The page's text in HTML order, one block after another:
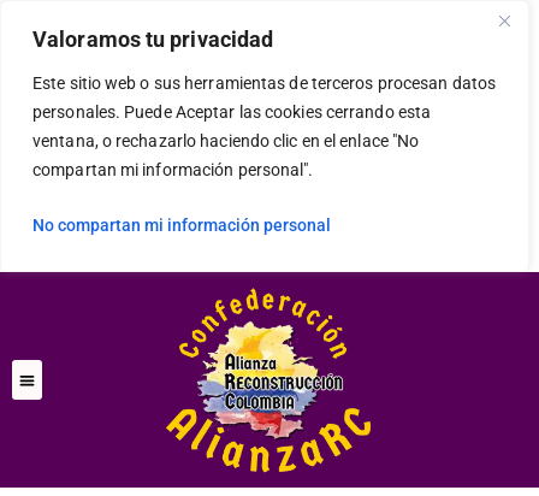
Valoramos tu privacidad
Este sitio web o sus herramientas de terceros procesan datos
personales. Puede Aceptar las cookies cerrando esta
ventana, o rechazarlo haciendo clic en el enlace "No
compartan mi información personal".
No compartan mi información personal